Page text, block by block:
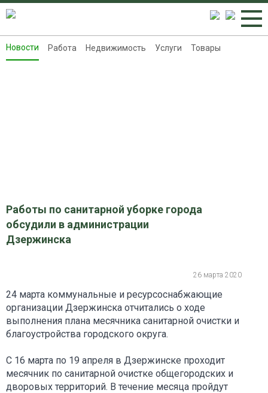
Новости
Новости Работа Недвижимость Услуги Товары
Работы по санитарной уборке города
обсудили в администрации
Дзержинска
26 марта 2020
24 марта коммунальные и ресурсоснабжающие
организации Дзержинска отчитались о ходе
выполнения плана месячника санитарной очистки и
благоустройства городского округа.
С 16 марта по 19 апреля в Дзержинске проходит
месячник по санитарной очистке общегородских и
дворовых территорий. В течение месяца пройдут